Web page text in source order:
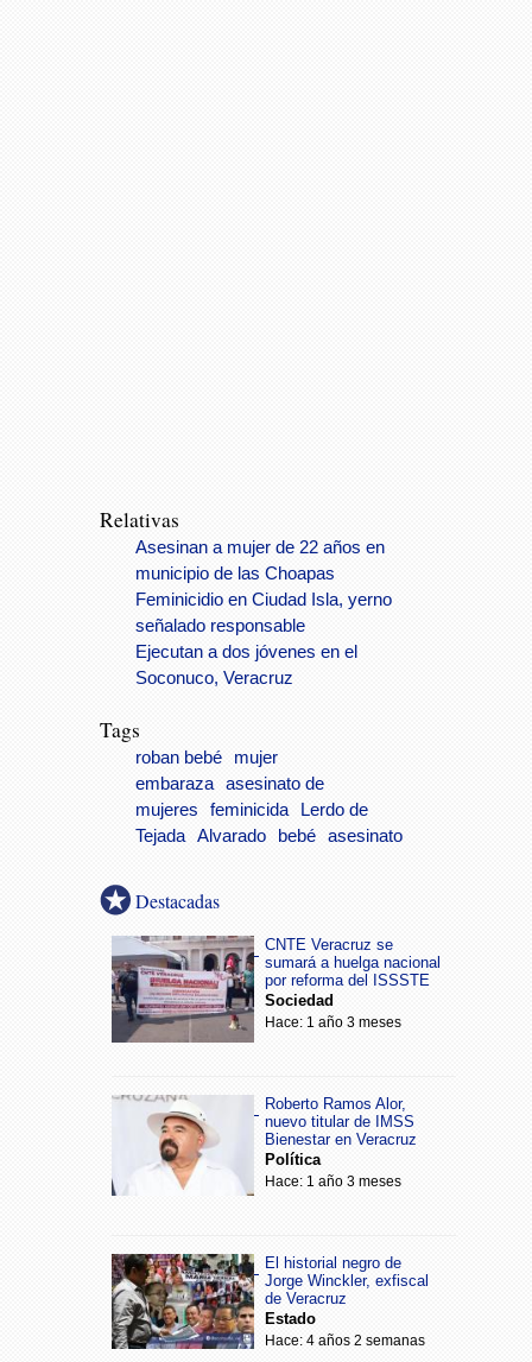
Relativas
Asesinan a mujer de 22 años en
municipio de las Choapas
Feminicidio en Ciudad Isla, yerno
señalado responsable
Ejecutan a dos jóvenes en el
Soconuco, Veracruz
Tags
roban bebé
mujer
embaraza
asesinato de
mujeres
feminicida
Lerdo de
Tejada
Alvarado bebé asesinato
Destacadas
CNTE Veracruz se
sumará a huelga nacional
por reforma del ISSSTE
Sociedad
Hace: 1 año 3 meses
Roberto Ramos Alor,
nuevo titular de IMSS
Bienestar en Veracruz
Política
Hace: 1 año 3 meses
El historial negro de
Jorge Winckler, exfiscal
de Veracruz
Estado
Hace: 4 años 2 semanas